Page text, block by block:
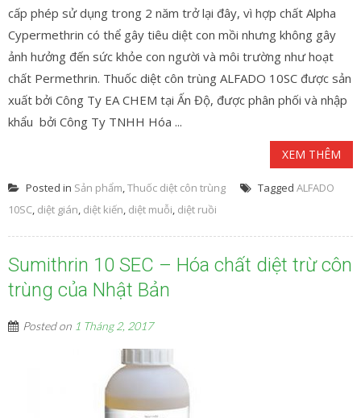
cấp phép sử dụng trong 2 năm trở lại đây, vì hợp chất Alpha
Cypermethrin có thể gây tiêu diệt con mồi nhưng không gây
ảnh hưởng đến sức khỏe con người và môi trường như hoạt
chất Permethrin. Thuốc diệt côn trùng ALFADO 10SC được sản
xuất bởi Công Ty EA CHEM tại Ấn Độ, được phân phối và nhập
khẩu bởi Công Ty TNHH Hóa ...
XEM THÊM
Posted in Sản phẩm,Thuốc diệt côn trùng Tagged ALFADO
10SC, diệt gián, diệt kiến, diệt muỗi, diệt ruồi
Sumithrin 10 SEC – Hóa chất diệt trừ côn
trùng của Nhật Bản
Posted on 1 Tháng 2, 2017